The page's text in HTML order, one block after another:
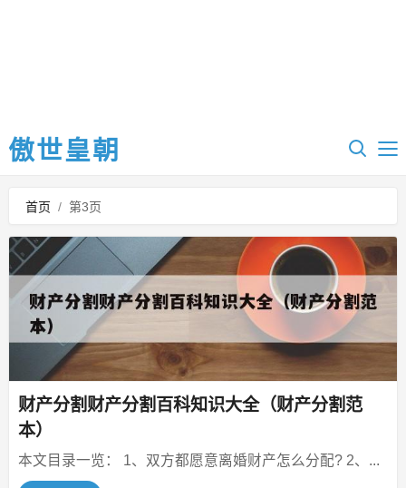
傲世皇朝
首页 / 第3页
财产分割财产分割百科知识大全（财产分割范
本）
本文目录一览： 1、双方都愿意离婚财产怎么分配? 2、...